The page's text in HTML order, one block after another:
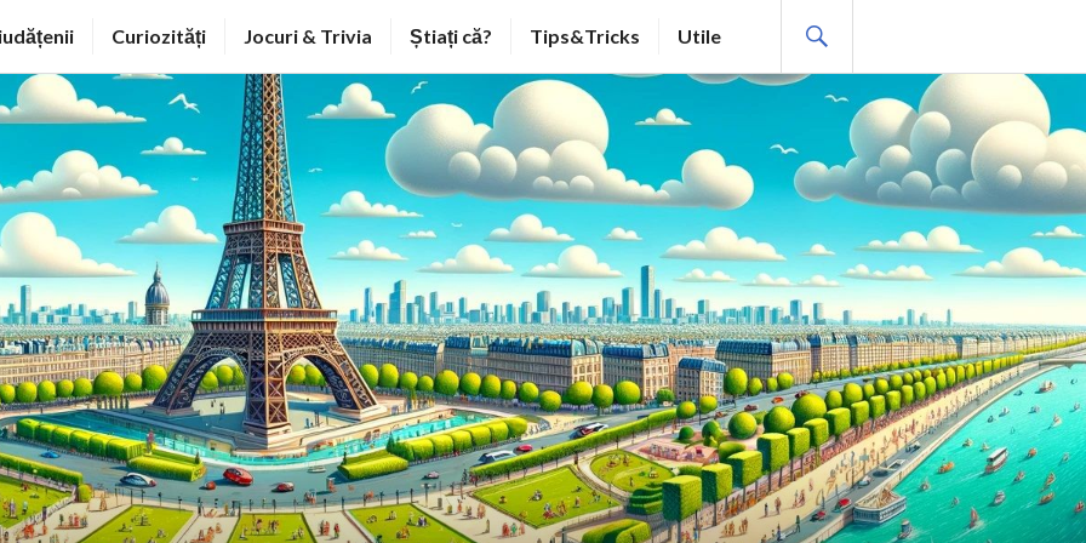
Curiozități Jocuri & Trivia Știați că? Tips&Tricks Utile